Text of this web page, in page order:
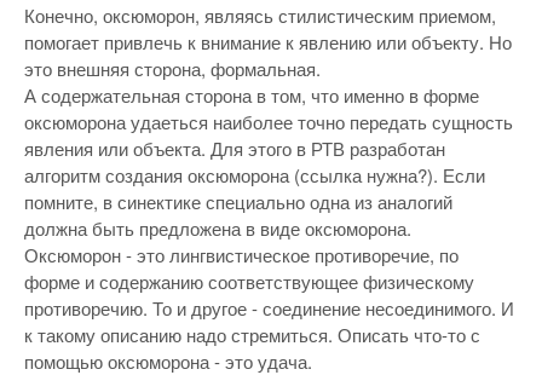
Конечно, оксюморон, являясь стилистическим приемом,
помогает привлечь к внимание к явлению или объекту. Но
это внешняя сторона, формальная.
А содержательная сторона в том, что именно в форме
оксюморона удаеться наиболее точно передать сущность
явления или объекта. Для этого в РТВ разработан
алгоритм создания оксюморона (ссылка нужна?). Если
помните, в синектике специально одна из аналогий
должна быть предложена в виде оксюморона.
Оксюморон - это лингвистическое противоречие, по
форме и содержанию соответствующее физическому
противоречию. То и другое - соединение несоединимого. И
к такому описанию надо стремиться. Описать что-то с
помощью оксюморона - это удача.